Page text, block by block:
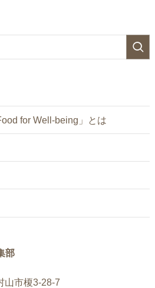
for Well-being」とは
部
山市榎3-28-7